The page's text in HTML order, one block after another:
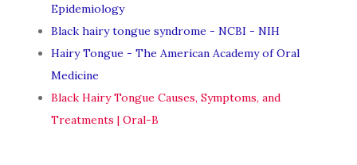
Epidemiology
Black hairy tongue syndrome - NCBI - NIH
Hairy Tongue - The American Academy of Oral
Medicine
Black Hairy Tongue Causes, Symptoms, and
Treatments | Oral-B